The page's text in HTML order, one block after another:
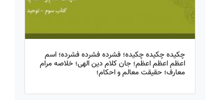
چکیده چکیده چکیده؛ فشرده فشرده فشرده؛ اسم
اعظم اعظم اعظم؛ جان کلام دین الهی؛ خلاصه مرام
معارف؛ حقیقت معالم و احکام؛